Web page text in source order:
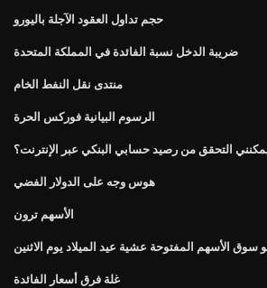
حجم تداول العقود الآجلة باليورو
ضريبة الدخل نسبة الفائدة في المملكة المتحدة
منتدى نقل النفط الخام
الرسوم البيانية فوركس الحرة
التحقق من رصيد حسابي البنكي عبر الإنترنت؟
هوس وجه على الدولار الفضي
الأسهم ترون
سوق الأسهم المفتوحة عشية عيد الميلاد يوم الاثنين
غلة فرق أسعار الفائدة